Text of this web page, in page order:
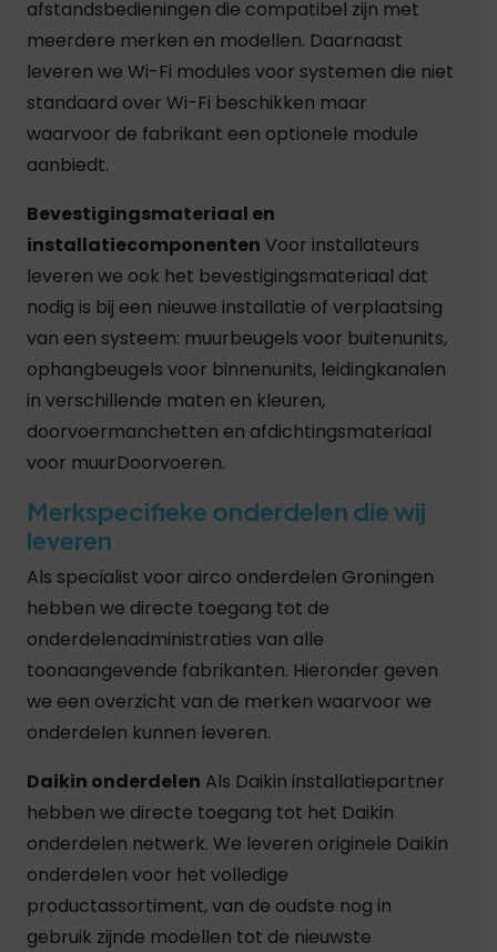
afstandsbedieningen die compatibel zijn met
meerdere merken en modellen. Daarnaast
leveren we Wi-Fi modules voor systemen die niet
standaard over Wi-Fi beschikken maar
waarvoor de fabrikant een optionele module
aanbiedt.
Bevestigingsmateriaal en
installatiecomponenten Voor installateurs
leveren we ook het bevestigingsmateriaal dat
nodig is bij een nieuwe installatie of verplaatsing
van een systeem: muurbeugels voor buitenunits,
ophangbeugels voor binnenunits, leidingkanalen
in verschillende maten en kleuren,
doorvoermanchetten en afdichtingsmateriaal
voor muurDoorvoeren.
Merkspecifieke onderdelen die wij
leveren
Als specialist voor airco onderdelen Groningen
hebben we directe toegang tot de
onderdelenadministraties van alle
toonaangevende fabrikanten. Hieronder geven
we een overzicht van de merken waarvoor we
onderdelen kunnen leveren.
Daikin onderdelen Als Daikin installatiepartner
hebben we directe toegang tot het Daikin
onderdelen netwerk. We leveren originele Daikin
onderdelen voor het volledige
productassortiment, van de oudste nog in
gebruik zijnde modellen tot de nieuwste